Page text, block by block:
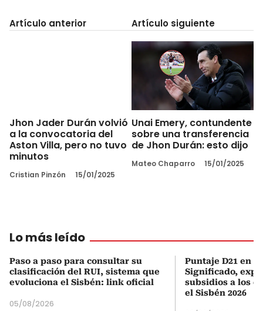
Artículo anterior
Jhon Jader Durán volvió
a la convocatoria del
Aston Villa, pero no tuvo
minutos
Cristian Pinzón 15/01/2025
Artículo siguiente
Unai Emery, contundente
sobre una transferencia
de Jhon Durán: esto dijo
Mateo Chaparro 15/01/2025
Lo más leído
Paso a paso para consultar su
clasificación del RUI, sistema que
evoluciona el Sisbén: link oficial
05/08/2026
Puntaje D21 en
Significado,
subsidios a los
el Sisbén 2026